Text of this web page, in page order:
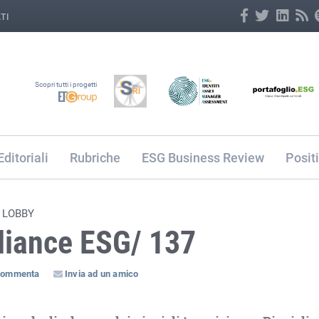
Scopri tutti i progetti
Rubriche ESG Business Review
ESG/ 137
Invia ad un amico